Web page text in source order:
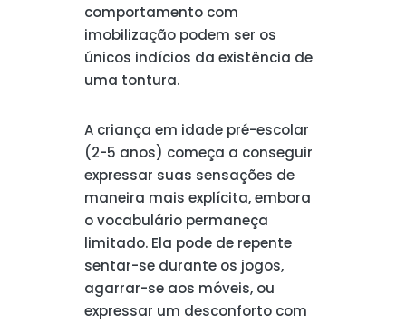
comportamento com
imobilização podem ser os
únicos indícios da existência de
uma tontura.
A criança em idade pré-escolar
(2-5 anos) começa a conseguir
expressar suas sensações de
maneira mais explícita, embora
o vocabulário permaneça
limitado. Ela pode de repente
sentar-se durante os jogos,
agarrar-se aos móveis, ou
expressar um desconforto com